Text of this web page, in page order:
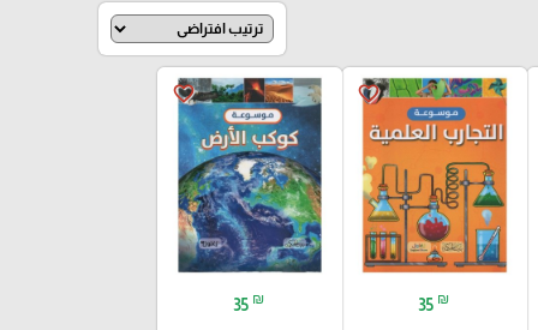
favorite_border
35 ₪
favorite_border
35 ₪